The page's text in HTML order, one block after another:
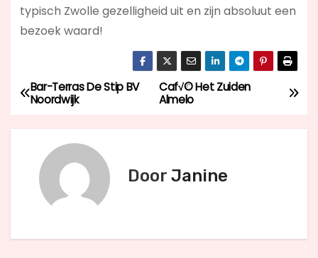
typisch Zwolle gezelligheid uit en zijn absoluut een
bezoek waard!
B
e
h
Caf√© Het Zuiden
Almelo
Bar-Terras De Stip BV
Noordwijk
Door Janine